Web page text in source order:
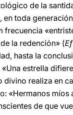
de la
toda
la redención» (Ef
hasta la
estrella
realiza en
«Hermanos
de que